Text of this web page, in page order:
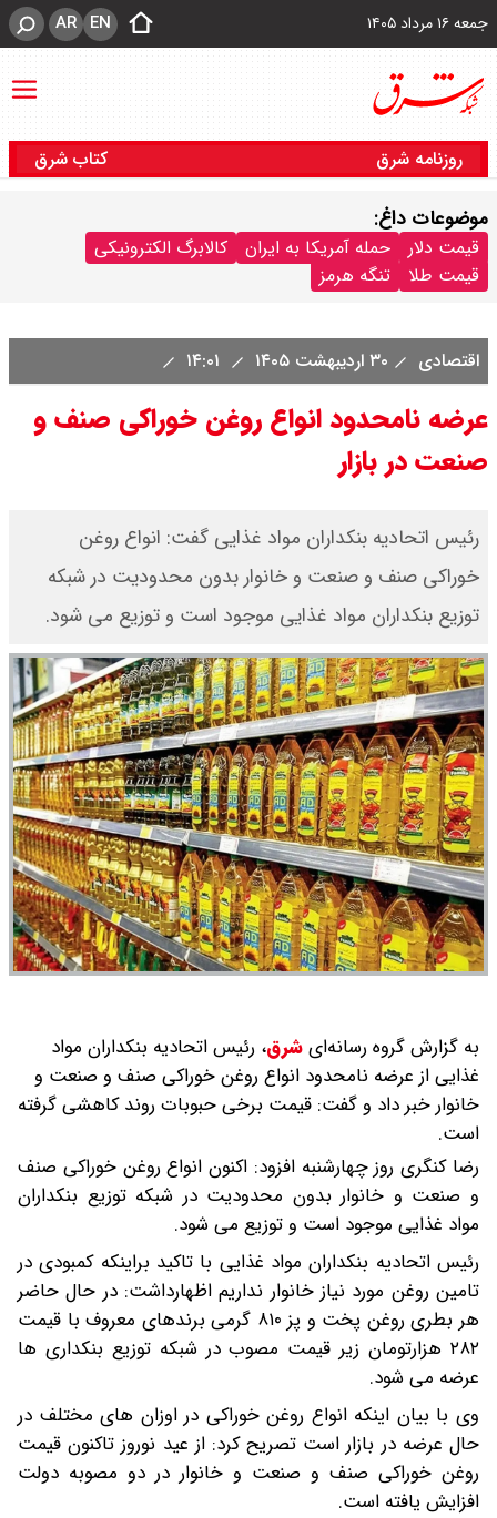
جمعه ۱۶ مرداد ۱۴۰۵ EN
AR
روزنامه شرق کتاب شرق
موضوعات داغ:
قیمت دلار حمله آمریکا به ایران
کالابرگ الکترونیکی
قیمت طلا
تنگه هرمز
اقتصادی ۳۰ اردیبهشت ۱۴۰۵
عرضه نامحدود انواع روغن خوراکی صنف و
صنعت در بازار
رئیس اتحادیه بنکداران مواد غذایی گفت: انواع روغن
خوراکی صنف و صنعت و خانوار بدون محدودیت در شبکه
توزیع بنکداران مواد غذایی موجود است و توزیع می شود.
به گزارش گروه رسانه‌ایشرق، رئیس اتحادیه بنکداران مواد
غذایی از عرضه نامحدود انواع روغن خوراکی صنف و صنعت و
خانوار خبر داد و گفت: قیمت برخی حبوبات روند کاهشی گرفته
است.
رضا کنگری روز چهارشنبه افزود: اکنون انواع روغن خوراکی صنف
و صنعت و خانوار بدون محدودیت در شبکه توزیع بنکداران
مواد غذایی موجود است و توزیع می شود.
رئیس اتحادیه بنکداران مواد غذایی با تاکید براینکه کمبودی در
تامین روغن مورد نیاز خانوار نداریم اظهارداشت: در حال حاضر
هر بطری روغن پخت و پز ۸۱۰ گرمی برندهای معروف با قیمت
۲۸۲ هزارتومان زیر قیمت مصوب در شبکه توزیع بنکداری ها
عرضه می شود.
وی با بیان اینکه انواع روغن خوراکی در اوزان های مختلف در
حال عرضه در بازار است تصریح کرد: از عید نوروز تاکنون قیمت
روغن خوراکی صنف و صنعت و خانوار در دو مصوبه دولت
افزایش یافته است.